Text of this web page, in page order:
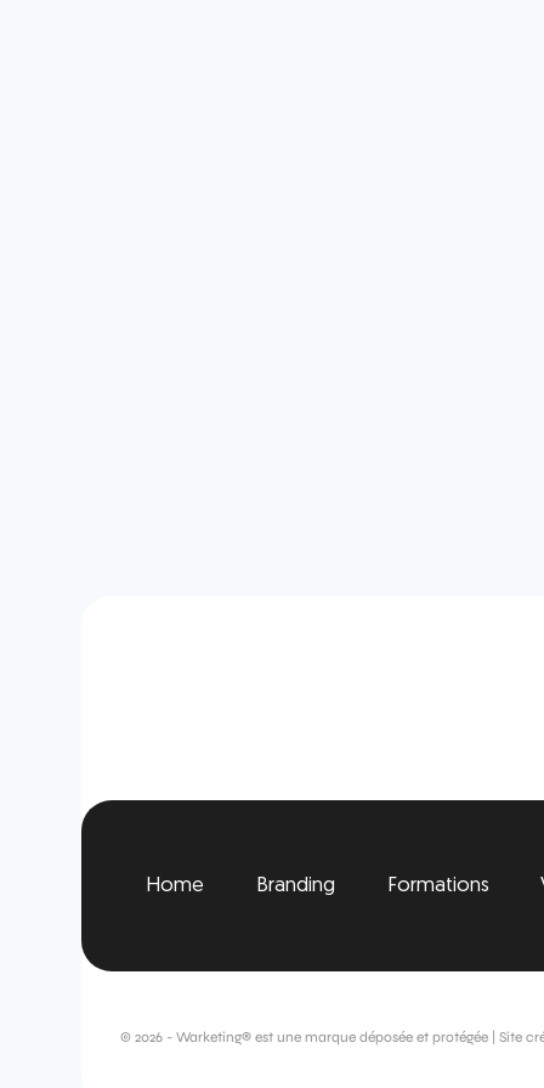
Home Branding Formations
© 2026 - Warketing® est une marque déposée et protégée | Site